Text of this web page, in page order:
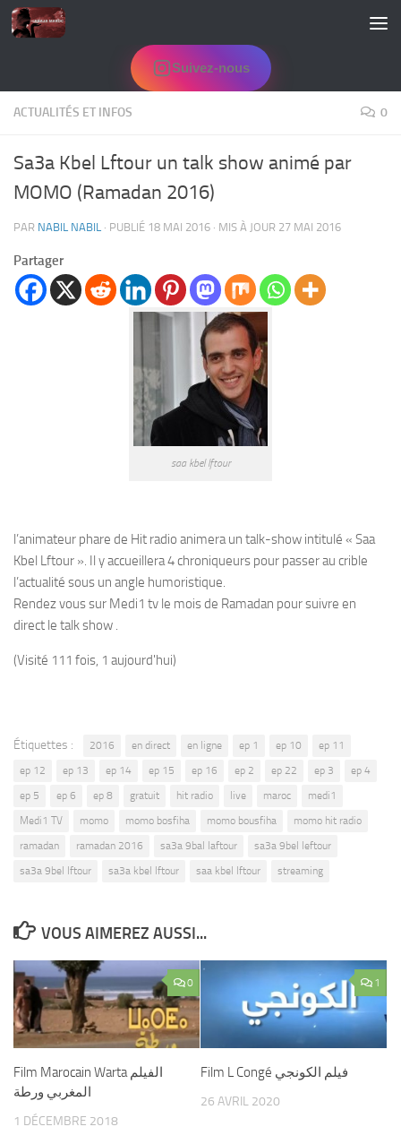
Skip to content
Suivez-nous
ACTUALITÉS ET INFOS 0
Sa3a Kbel Lftour un talk show animé par
MOMO (Ramadan 2016)
PAR NABIL NABIL · PUBLIÉ 18 MAI 2016 · MIS À JOUR 27 MAI 2016
Partager
saa kbel lftour
l’animateur phare de Hit radio animera un talk-show intitulé « Saa
Kbel Lftour ». Il y accueillera 4 chroniqueurs pour passer au crible
l’actualité sous un angle humoristique.
Rendez vous sur Medi1 tv le mois de Ramadan pour suivre en
direct le talk show .
(Visité 111 fois, 1 aujourd'hui)
Étiquettes : 2016 en direct en ligne ep 1 ep 10
ep 11
ep 12
ep 13 ep 14 ep 15 ep 16 ep 2 ep 22 ep 3
ep 4
ep 5
ep 6 ep 8 gratuit hit radio live maroc
medi1
Medi1 TV
momo momo bosfiha momo bousfiha
momo hit radio
ramadan
ramadan 2016 sa3a 9bal laftour
sa3a 9bel leftour
sa3a 9bel lftour
sa3a kbel lftour saa kbel lftour streaming
VOUS AIMEREZ AUSSI...
0
Film Marocain Warta الفيلم
المغربي ورطة
1 DÉCEMBRE 2018
1
Film L Congé فيلم الكونجي
26 AVRIL 2020